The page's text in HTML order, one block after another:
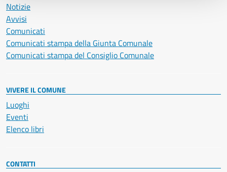
Notizie
Avvisi
Comunicati
Comunicati stampa della Giunta Comunale
Comunicati stampa del Consiglio Comunale
VIVERE IL COMUNE
Luoghi
Eventi
Elenco libri
CONTATTI